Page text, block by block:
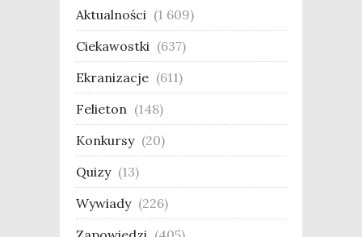
Aktualności (1 609)
Ciekawostki (637)
Ekranizacje (611)
Felieton (148)
Konkursy (20)
Quizy (13)
Wywiady (226)